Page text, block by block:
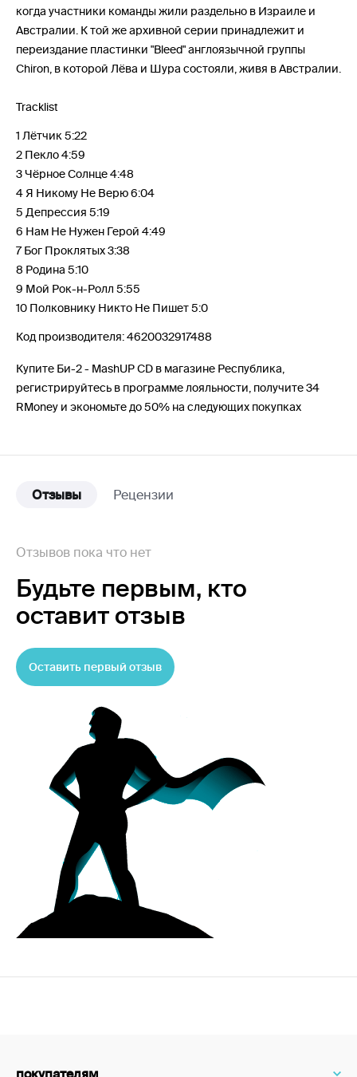
когда участники команды жили раздельно в Израиле и
Австралии. К той же архивной серии принадлежит и
переиздание пластинки "Bleed" англоязычной группы
Chiron, в которой Лёва и Шура состояли, живя в Австралии.
Tracklist
1 Лётчик 5:22
2 Пекло 4:59
3 Чёрное Солнце 4:48
4 Я Никому Не Верю 6:04
5 Депрессия 5:19
6 Нам Не Нужен Герой 4:49
7 Бог Проклятых 3:38
8 Родина 5:10
9 Мой Рок-н-Ролл 5:55
10 Полковнику Никто Не Пишет 5:0
Код производителя: 4620032917488
Купите Би-2 - MashUP CD в магазине Республика,
регистрируйтесь в программе лояльности, получите 34
RMoney и экономьте до 50% на следующих покупках
Отзывы Рецензии
Отзывов пока что нет
Будьте первым, кто
оставит отзыв
Оставить первый отзыв
покупателям